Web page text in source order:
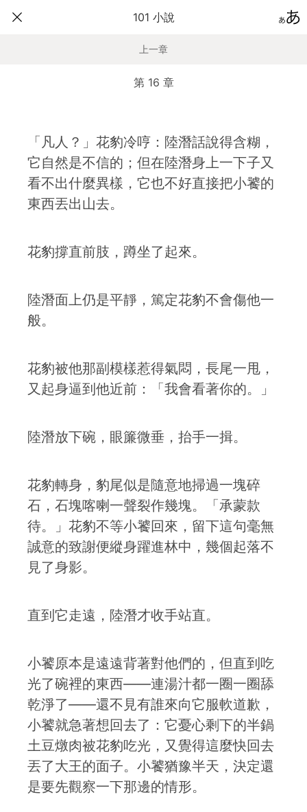
101 小說
上一章
第 16 章
「凡人？」花豹冷哼：陸潛話說得含糊，
它自然是不信的；但在陸潛身上一下子又
看不出什麼異樣，它也不好直接把小饕的
東西丟出山去。
花豹撐直前肢，蹲坐了起來。
陸潛面上仍是平靜，篤定花豹不會傷他一
般。
花豹被他那副模樣惹得氣悶，長尾一甩，
又起身逼到他近前：「我會看著你的。」
陸潛放下碗，眼簾微垂，抬手一揖。
花豹轉身，豹尾似是隨意地掃過一塊碎
石，石塊喀喇一聲裂作幾塊。「承蒙款
待。」花豹不等小饕回來，留下這句毫無
誠意的致謝便縱身躍進林中，幾個起落不
見了身影。
直到它走遠，陸潛才收手站直。
小饕原本是遠遠背著對他們的，但直到吃
光了碗裡的東西——連湯汁都一圈一圈舔
乾淨了——還不見有誰來向它服軟道歉，
小饕就急著想回去了：它憂心剩下的半鍋
土豆燉肉被花豹吃光，又覺得這麼快回去
丟了大王的面子。小饕猶豫半天，決定還
是要先觀察一下那邊的情形。